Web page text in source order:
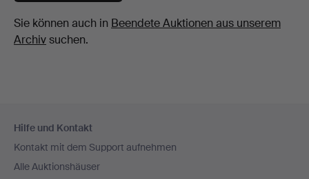
Sie können auch in Beendete Auktionen aus unserem
Archivsuchen.
Navigation
Hilfe und Kontakt
Kontakt mit dem Support aufnehmen
Alle Auktionshäuser